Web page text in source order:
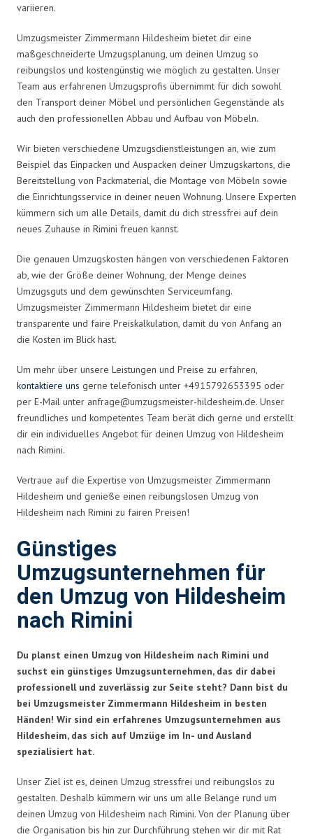
variieren.
Umzugsmeister Zimmermann Hildesheim bietet dir eine
maßgeschneiderte Umzugsplanung, um deinen Umzug so
reibungslos und kostengünstig wie möglich zu gestalten. Unser
Team aus erfahrenen Umzugsprofis übernimmt für dich sowohl
den Transport deiner Möbel und persönlichen Gegenstände als
auch den professionellen Abbau und Aufbau von Möbeln.
Wir bieten verschiedene Umzugsdienstleistungen an, wie zum
Beispiel das Einpacken und Auspacken deiner Umzugskartons, die
Bereitstellung von Packmaterial, die Montage von Möbeln sowie
die Einrichtungsservice in deiner neuen Wohnung. Unsere Experten
kümmern sich um alle Details, damit du dich stressfrei auf dein
neues Zuhause in Rimini freuen kannst.
Die genauen Umzugskosten hängen von verschiedenen Faktoren
ab, wie der Größe deiner Wohnung, der Menge deines
Umzugsguts und dem gewünschten Serviceumfang.
Umzugsmeister Zimmermann Hildesheim bietet dir eine
transparente und faire Preiskalkulation, damit du von Anfang an
die Kosten im Blick hast.
Um mehr über unsere Leistungen und Preise zu erfahren,
kontaktiere uns gerne telefonisch unter +4915792653395 oder
per E-Mail unter anfrage@umzugsmeister-hildesheim.de. Unser
freundliches und kompetentes Team berät dich gerne und erstellt
dir ein individuelles Angebot für deinen Umzug von Hildesheim
nach Rimini.
Vertraue auf die Expertise von Umzugsmeister Zimmermann
Hildesheim und genieße einen reibungslosen Umzug von
Hildesheim nach Rimini zu fairen Preisen!
Günstiges
Umzugsunternehmen für
den Umzug von Hildesheim
nach Rimini
Du planst einen Umzug von Hildesheim nach Rimini und
suchst ein günstiges Umzugsunternehmen, das dir dabei
professionell und zuverlässig zur Seite steht? Dann bist du
bei Umzugsmeister Zimmermann Hildesheim in besten
Händen! Wir sind ein erfahrenes Umzugsunternehmen aus
Hildesheim, das sich auf Umzüge im In- und Ausland
spezialisiert hat.
Unser Ziel ist es, deinen Umzug stressfrei und reibungslos zu
gestalten. Deshalb kümmern wir uns um alle Belange rund um
deinen Umzug von Hildesheim nach Rimini. Von der Planung über
die Organisation bis hin zur Durchführung stehen wir dir mit Rat